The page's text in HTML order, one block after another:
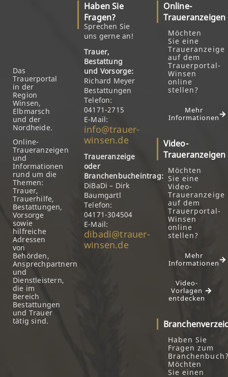
Das
Trauerportal
in der
Region
Winsen,
Elbmarsch
und der
Nordheide.
Online-
Traueranzeigen
und
Informationen
rund um die
Themen:
Trauer,
Trauerhilfe,
Bestattungen,
Vorsorge
sowie
hilfreiche
Adressen
von
Behörden,
Ansprechpartnern
und
Dienstleistern,
die im
Bereich
Bestattungen
und Trauer
tätig sind.
Haben Sie
Fragen?
Sprechen Sie
uns gerne an!
Trauer,
Bestattung
und Vorsorge:
Richard Meyer
Bestattungen
Telefon:
04171-2715
E-Mail:
info@trauer-
winsen.de
Traueranzeige
oder
Branchenbucheintrag:
DiBaDi – Dirk
Baumgartl
Telefon:
04171-304504
E-Mail:
dibadi@trauer-
winsen.de
Online-
Traueranzeigen
Möchten
Sie eine
Traueranzeige
auf dem
Trauerportal-
Winsen
online
stellen?
Mehr
Informationen
Video-
Traueranzeigen
Möchten
Sie eine
Video-
Traueranzeige
auf dem
Trauerportal-
Winsen
online
stellen?
Mehr
Informationen
Video-
Vorlagen
entdecken
Haben Sie
Fragen zum
Möchten
Sie einen